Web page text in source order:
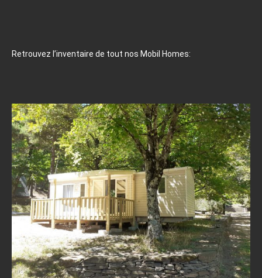
Retrouvez l’inventaire de tout nos Mobil Homes: